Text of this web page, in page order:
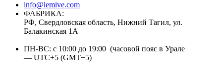
info@lemive.com
ФАБРИКА:
РФ, Свердловская область, Нижний Тагил, ул.
Балакинская 1А
ПН-ВС: с 10:00 до 19:00 (часовой пояс в Урале
— UTC+5 (GMT+5)